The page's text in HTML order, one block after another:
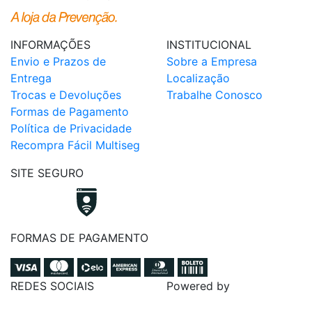
INFORMAÇÕES
Envio e Prazos de
Entrega
Trocas e Devoluções
Formas de Pagamento
Política de Privacidade
Recompra Fácil Multiseg
INSTITUCIONAL
Sobre a Empresa
Localização
Trabalhe Conosco
SITE SEGURO
FORMAS DE PAGAMENTO
REDES SOCIAIS Powered by